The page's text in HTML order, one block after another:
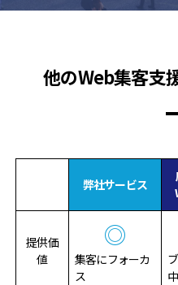
他のWeb集客支
弊社サービス
提供価
値
◎
集客にフォーカ
ス